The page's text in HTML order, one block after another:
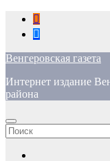
Перейти
содержимому
Венгеровская газета
Интернет издание
района